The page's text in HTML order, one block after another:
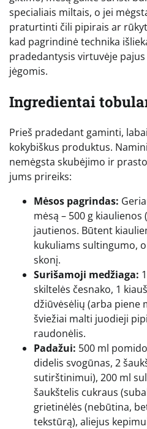
specialiais miltais, o jei
praturtinti čili pipirais ar
kad pagrindinė technika
pradedantysis virtuvėje
jėgomis.
Ingredientai
Prieš pradedant gaminti,
kokybiškus produktus.
nemėgsta skubėjimo ir
jums prireiks:
Mėsos pagrindas:
mėsą – 500 g
jautienos. Būtent
kukuliams sultingumo,
skonį.
Surišamoji medžiaga:
skiltelės česnako, 1
džiūvėsėlių (arba piene
šviežiai malti juodieji
raudonėlis.
Padažui: 500 ml
didelis svogūnas, 2
sutirštinimui), 200 ml
šaukštelis cukraus
grietinėlės (nebūtina,
tekstūrą), aliejus